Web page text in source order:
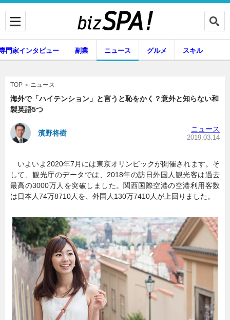
専門家インタビュー
副業 ニュース
暮らし エンタメ
連載一覧
門家インタビュー 副業 ニュース グルメ スキル
TOP ニュース
海外で「ハイテンション」と言うと恥をかく？意外と知らない和
製英語5つ
濱野将樹 ニュース
2019.03.14
いよいよ2020年7月には東京オリンピックが開催されます。そ
して、観光庁のデータでは、2018年の訪日外国人観光客は過去
最高の3000万人を突破しました。関西国際空港の空港利用客数
は日本人74万8710人を、外国人130万7410人が上回りました。